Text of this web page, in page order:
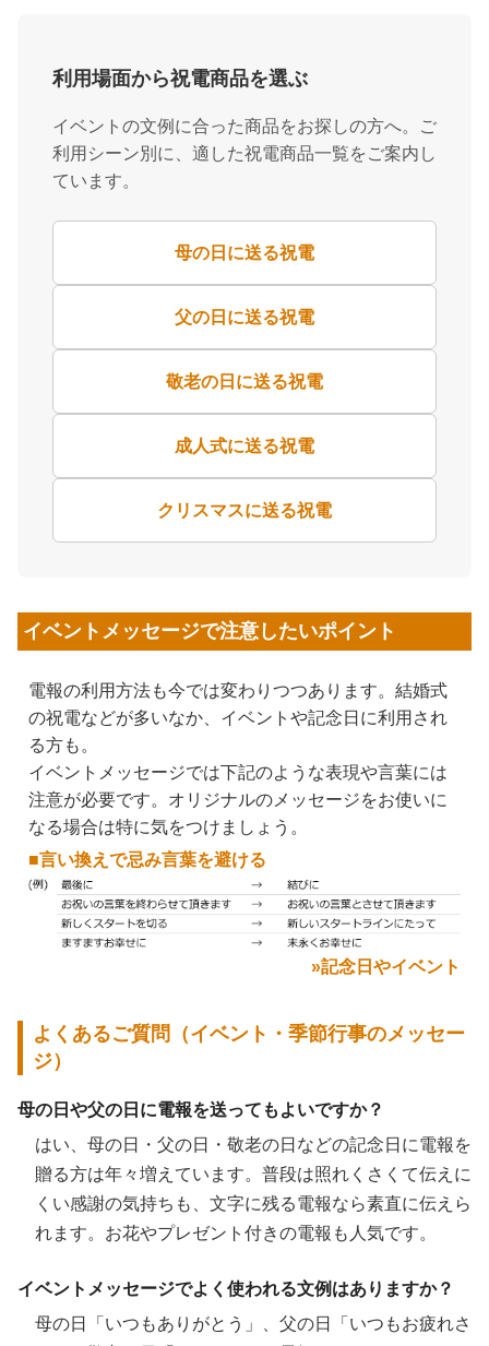
利用場面から祝電商品を選ぶ
イベントの文例に合った商品をお探しの方へ。ご
利用シーン別に、適した祝電商品一覧をご案内し
ています。
母の日に送る祝電
父の日に送る祝電
敬老の日に送る祝電
成人式に送る祝電
クリスマスに送る祝電
イベントメッセージで注意したいポイント
電報の利用方法も今では変わりつつあります。結婚式
の祝電などが多いなか、イベントや記念日に利用され
る方も。
イベントメッセージでは下記のような表現や言葉には
注意が必要です。オリジナルのメッセージをお使いに
なる場合は特に気をつけましょう。
■言い換えで忌み言葉を避ける
»記念日やイベント
よくあるご質問（イベント・季節行事のメッセー
ジ）
母の日や父の日に電報を送ってもよいですか？
はい、母の日・父の日・敬老の日などの記念日に電報を
贈る方は年々増えています。普段は照れくさくて伝えに
くい感謝の気持ちも、文字に残る電報なら素直に伝えら
れます。お花やプレゼント付きの電報も人気です。
イベントメッセージでよく使われる文例はありますか？
母の日「いつもありがとう」、父の日「いつもお疲れさ